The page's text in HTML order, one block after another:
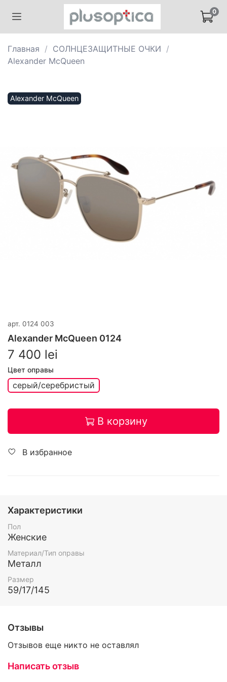
0
Главная
СОЛНЦЕЗАЩИТНЫЕ ОЧКИ
Alexander McQueen
Alexander McQueen
арт. 0124 003
Alexander McQueen 0124
7 400 lei
Цвет оправы
серый/серебристый
В корзину
В избранное
Характеристики
Пол
Женские
Материал/Тип оправы
Металл
Размер
59/17/145
Отзывы
Отзывов еще никто не оставлял
Написать отзыв